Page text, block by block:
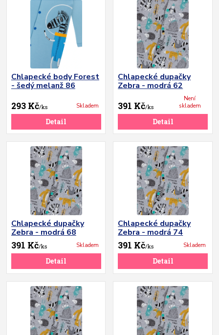
Chlapecké body Forest
- šedý melanž 86
293 Kč/ks Skladem
Detail
Chlapecké dupačky
Zebra - modrá 62
391 Kč/ks
Není
skladem
Detail
Chlapecké dupačky
Zebra - modrá 68
391 Kč/ks Skladem
Detail
Chlapecké dupačky
Zebra - modrá 74
391 Kč/ks Skladem
Detail